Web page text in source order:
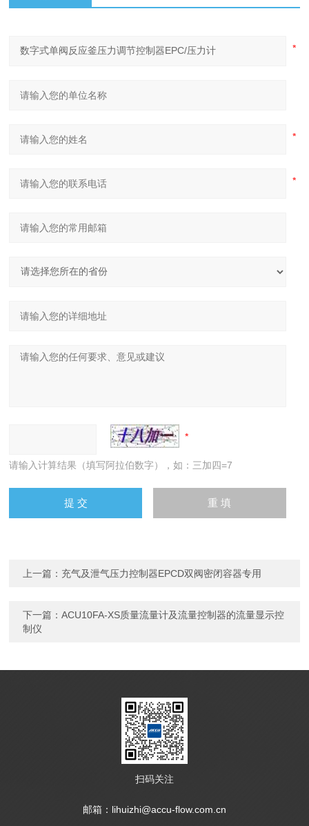
请输入计算结果（填写阿拉伯数字），如：三加四=7
上一篇： 充气及泄气压力控制器EPCD双阀密闭容器专用
下一篇：ACU10FA-XS质量流量计及流量控制器的流量显示控
制仪
扫码关注
邮箱：lihuizhi@accu-flow.com.cn